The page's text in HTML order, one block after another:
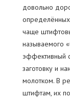
довольно
определённых
чаще
называемого
эффективный
заготовку и
молотком. В
штифтам, их